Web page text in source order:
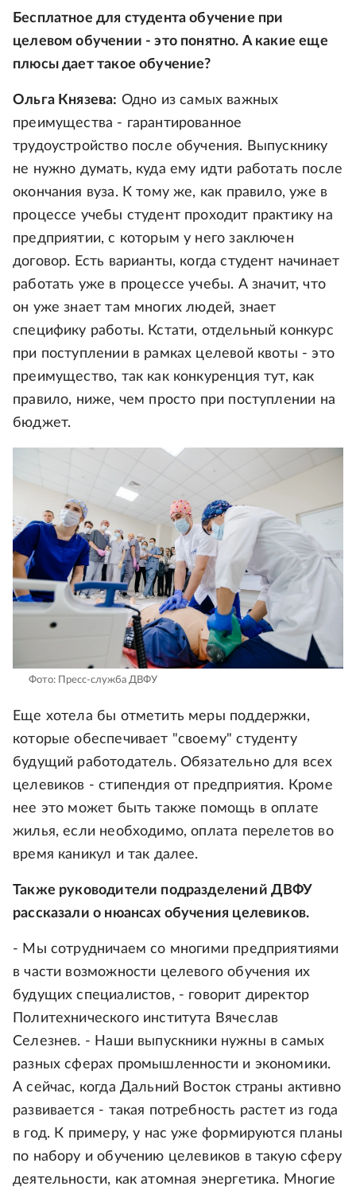
Бесплатное для студента обучение при
целевом обучении - это понятно. А какие еще
плюсы дает такое обучение?
Ольга Князева: Одно из самых важных
преимущества - гарантированное
трудоустройство после обучения. Выпускнику
не нужно думать, куда ему идти работать после
окончания вуза. К тому же, как правило, уже в
процессе учебы студент проходит практику на
предприятии, с которым у него заключен
договор. Есть варианты, когда студент начинает
работать уже в процессе учебы. А значит, что
он уже знает там многих людей, знает
специфику работы. Кстати, отдельный конкурс
при поступлении в рамках целевой квоты - это
преимущество, так как конкуренция тут, как
правило, ниже, чем просто при поступлении на
бюджет.
Фото: Пресс-служба ДВФУ
Еще хотела бы отметить меры поддержки,
которые обеспечивает "своему" студенту
будущий работодатель. Обязательно для всех
целевиков - стипендия от предприятия. Кроме
нее это может быть также помощь в оплате
жилья, если необходимо, оплата перелетов во
время каникул и так далее.
Также руководители подразделений ДВФУ
рассказали о нюансах обучения целевиков.
- Мы сотрудничаем со многими предприятиями
в части возможности целевого обучения их
будущих специалистов, - говорит директор
Политехнического института Вячеслав
Селезнев. - Наши выпускники нужны в самых
разных сферах промышленности и экономики.
А сейчас, когда Дальний Восток страны активно
развивается - такая потребность растет из года
в год. К примеру, у нас уже формируются планы
по набору и обучению целевиков в такую сферу
деятельности, как атомная энергетика. Многие